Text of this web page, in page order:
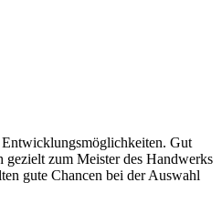
Gut
gezielt zum Meister des Handwerks
gute Chancen bei der Auswahl